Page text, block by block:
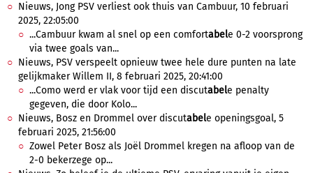
Nieuws, Jong PSV verliest ook thuis van Cambuur, 10 februari
2025, 22:05:00
...Cambuur kwam al snel op een comfortabele 0-2 voorsprong
via twee goals van...
Nieuws, PSV verspeelt opnieuw twee hele dure punten na late
gelijkmaker Willem II, 8 februari 2025, 20:41:00
...Como werd er vlak voor tijd een discutabele penalty
gegeven, die door Kolo...
Nieuws, Bosz en Drommel over discutabele openingsgoal, 5
februari 2025, 21:56:00
Zowel Peter Bosz als Joël Drommel kregen na afloop van de
2-0 bekerzege op...